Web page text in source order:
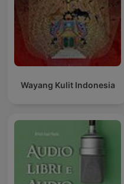
Wayang Kulit Indonesia